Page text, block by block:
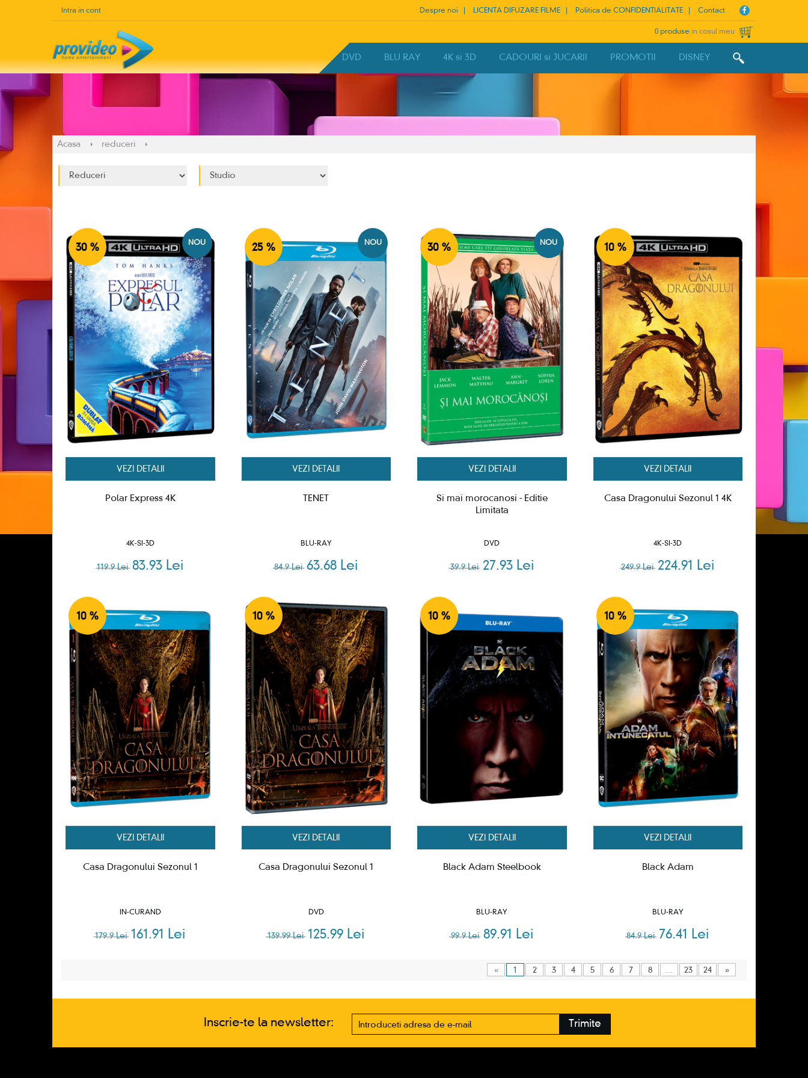
Intra in cont Despre noi LICENTA DIFUZARE FILME Politica de CONFIDENTIALITATE Contact
0 produse in cosul meu
DVD BLU RAY 4K si 3D CADOURI si JUCARII PROMOTII DISNEY
Acasa reduceri
NOU
30 %
VEZI DETALII
Polar Express 4K
4K-SI-3D
119.9 Lei 83.93 Lei
NOU
25 %
VEZI DETALII
TENET
BLU-RAY
84.9 Lei 63.68 Lei
NOU
30 %
VEZI DETALII
Si mai morocanosi - Editie
Limitata
DVD
39.9 Lei 27.93 Lei
10 %
VEZI DETALII
Casa Dragonului Sezonul 1 4K
4K-SI-3D
249.9 Lei 224.91 Lei
10 %
VEZI DETALII
Casa Dragonului Sezonul 1
IN-CURAND
179.9 Lei 161.91 Lei
10 %
VEZI DETALII
Casa Dragonului Sezonul 1
DVD
139.99 Lei 125.99 Lei
10 %
VEZI DETALII
Black Adam Steelbook
BLU-RAY
99.9 Lei 89.91 Lei
10 %
VEZI DETALII
Black Adam
BLU-RAY
84.9 Lei 76.41 Lei
« 1 2 3 4 5 6 7 8 ... 23 24 »
Inscrie-te la newsletter: Trimite